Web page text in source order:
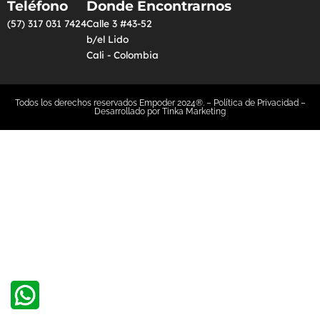
Teléfono
(57) 317 031 7424
Donde Encontrarnos
Calle 3 #43-52
b/el Lido
Cali - Colombia
Todos los derechos reservados Empoder 2024®. – Política de Privacidad –
Desarrollado por Tinka Marketing